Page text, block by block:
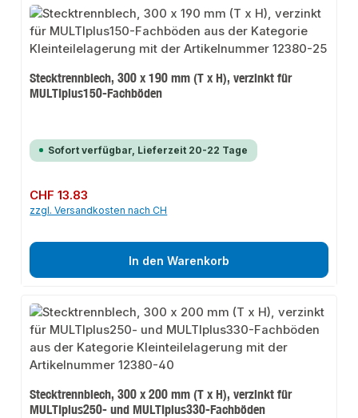
Stecktrennblech, 300 x 190 mm (T x H), verzinkt für
MULTIplus150-Fachböden
Sofort verfügbar, Lieferzeit 20-22 Tage
Regulärer Preis:
CHF 13.83
zzgl. Versandkosten nach CH
In den Warenkorb
Stecktrennblech, 300 x 200 mm (T x H), verzinkt für
MULTIplus250- und MULTIplus330-Fachböden